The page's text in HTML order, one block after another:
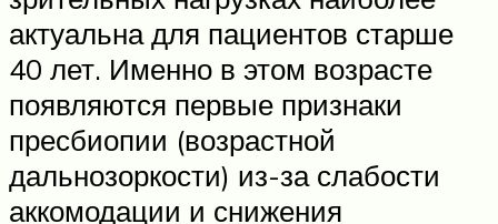
актуальна для пациентов старше
40 лет. Именно в этом возрасте
появляются первые признаки
пресбиопии (возрастной
дальнозоркости) из-за слабости
аккомодации и снижения